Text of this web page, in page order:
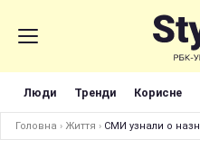
Люди Тренди Корисне
Головна › Життя › СМИ узнали о